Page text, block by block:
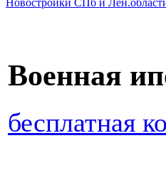
Военная
бесплатная